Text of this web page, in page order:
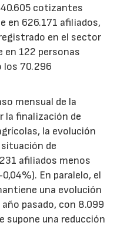
cotizantes
en 626.171 afiliados,
en el sector
122 personas
los 70.296
mensual de la
la finalización de
la evolución
de
afiliados menos
En paralelo, el
una evolución
pasado, con 8.099
supone una reducción